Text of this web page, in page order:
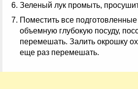
Зеленый лук промыть,
Поместить все
объемную глубокую посуду,
перемешать. Залить окрошку
еще раз перемешать.